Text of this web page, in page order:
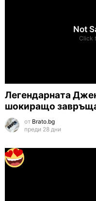
Not
Click
Легендарната
шокиращо
от Brato.bg
преди 28 дни